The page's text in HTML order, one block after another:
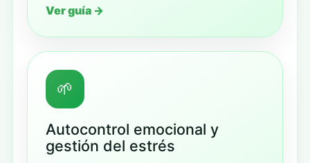
Ver guía →
🌱
Autocontrol emocional y
gestión del estrés